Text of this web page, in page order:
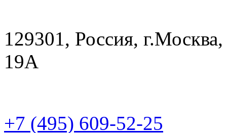
129301, Россия,
19А
+7 (495) 609-52-25